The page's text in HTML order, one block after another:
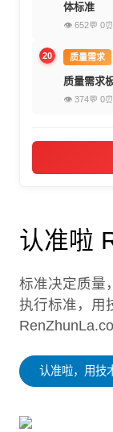
体标准
👁 652💬 0
20 质量需求
质量需求
👁 374💬 0
认准啦
标准决定质量
执行标准，用
认准啦，用技